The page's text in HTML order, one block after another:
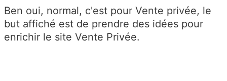
Ben oui, normal, c'est pour Vente privée, le
but affiché est de prendre des idées pour
enrichir le site Vente Privée.